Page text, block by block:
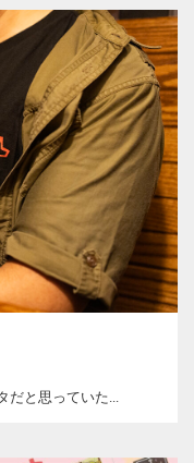
だと思っていた...